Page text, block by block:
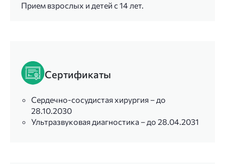
Прием взрослых и детей с 14 лет.
Сертификаты
Сердечно-сосудистая хирургия – до
28.10.2030
Ультразвуковая диагностика – до 28.04.2031